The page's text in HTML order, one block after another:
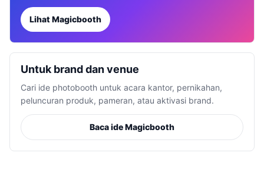
Lihat Magicbooth
Untuk brand dan venue
Cari ide photobooth untuk acara kantor, pernikahan,
peluncuran produk, pameran, atau aktivasi brand.
Baca ide Magicbooth